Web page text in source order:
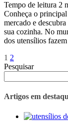
Tempo de leitura 2
Conheça o
mercado e
sua cozinha. No
dos utensílios
Paginação
de
posts
Página
1 Página
2
Pesquisar
Artigos em